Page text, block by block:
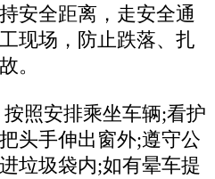
安全距离，走安全通
现场，防止跌落、扎
。
照安排乘坐车辆;看护
头手伸出窗外;遵守公
垃圾袋内;如有晕车提